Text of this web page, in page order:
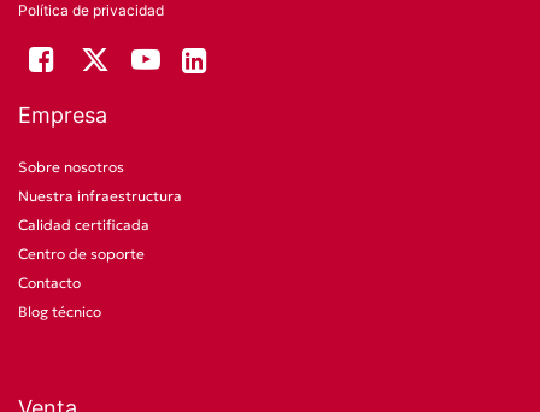
Política de privacidad
Empresa
Sobre nosotros
Nuestra infraestructura
Calidad certificada
Centro de soporte
Contacto
Blog técnico